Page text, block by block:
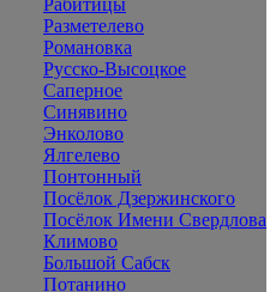
Рабитицы
Разметелево
Романовка
Русско-Высоцкое
Саперное
Синявино
Энколово
Ялгелево
Понтонный
Посёлок Дзержинского
Посёлок Имени Свердлова
Климово
Большой Сабск
Потанино